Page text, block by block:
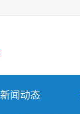
新闻动态